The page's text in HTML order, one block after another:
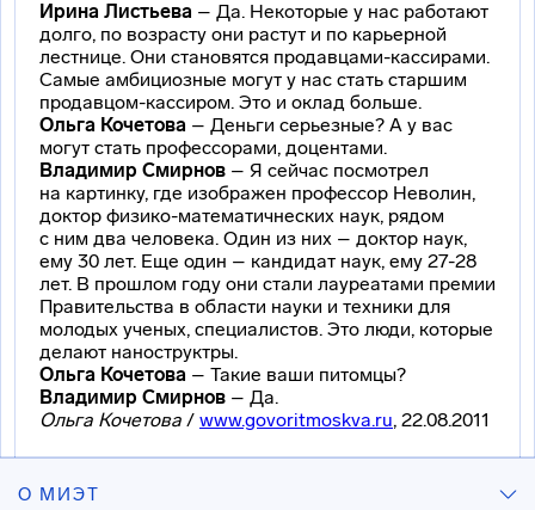
Ирина Листьева – Да. Некоторые у нас работают
долго, по возрасту они растут и по карьерной
лестнице. Они становятся продавцами-кассирами.
Самые амбициозные могут у нас стать старшим
продавцом-кассиром. Это и оклад больше.
Ольга Кочетова – Деньги серьезные? А у вас
могут стать профессорами, доцентами.
Владимир Смирнов – Я сейчас посмотрел
на картинку, где изображен профессор Неволин,
доктор физико-математичнеских наук, рядом
с ним два человека. Один из них – доктор наук,
ему 30 лет. Еще один – кандидат наук, ему 27-28
лет. В прошлом году они стали лауреатами премии
Правительства в области науки и техники для
молодых ученых, специалистов. Это люди, которые
делают наноструктры.
Ольга Кочетова – Такие ваши питомцы?
Владимир Смирнов – Да.
Ольга Кочетова / www.govoritmoskva.ru, 22.08.2011
О МИЭТ